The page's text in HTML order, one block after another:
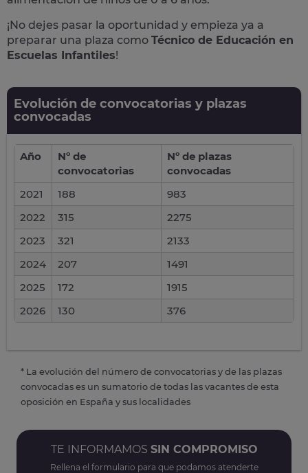
¡No dejes pasar la oportunidad y empieza ya a
preparar una plaza como Técnico de Educación en
Escuelas Infantiles!
Evolución de convocatorias y plazas
convocadas
Año
Nº de
convocatorias
Nº de plazas
convocadas
2021
188
983
2022
315
2275
2023
321
2133
2024
207
1491
2025
172
1915
2026
130 376
* La evolución del número de convocatorias y de las plazas
convocadas es un sumatorio de todas las vacantes de esta
oposición en España y sus localidades
TE INFORMAMOS SIN COMPROMISO
Rellena el formulario para que podamos atenderte